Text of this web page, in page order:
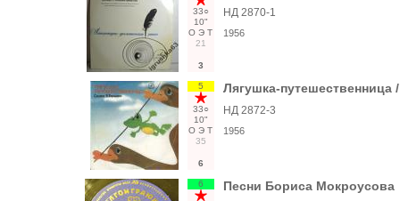
33○
10"
О Э Т
21
3
НД 2870-1
1956
5
33○
10"
О Э Т
35
6
Лягушка-
НД 2872-3
1956
6 Песни Бориса Мокроусова